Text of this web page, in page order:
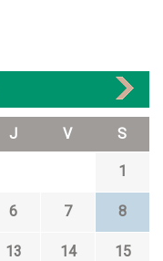
J V S
1
6 7 8
13 14 15